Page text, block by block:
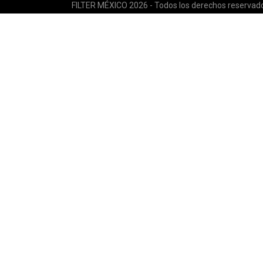
FILTER MÉXICO 2026 - Todos los derechos